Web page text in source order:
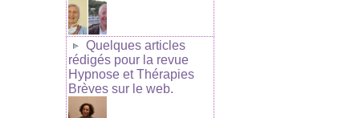
Quelques articles
rédigés pour la revue
Hypnose et Thérapies
Brèves sur le web.